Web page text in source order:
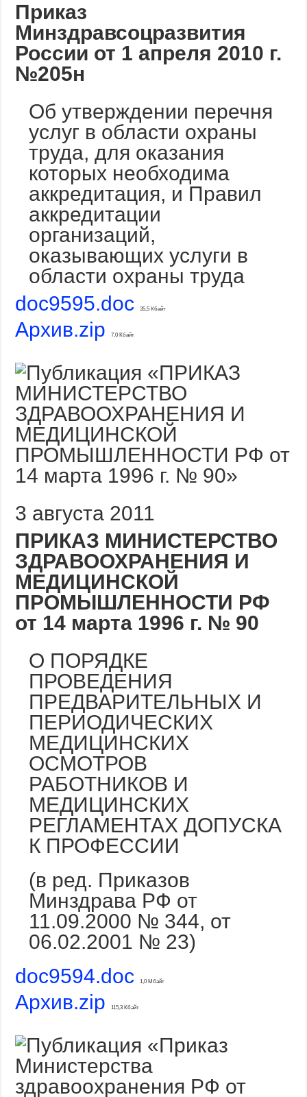
Приказ
Минздравсоцразвития
России от 1 апреля 2010 г.
№205н
Об утверждении перечня
услуг в области охраны
труда, для оказания
которых необходима
аккредитация, и Правил
аккредитации
организаций,
оказывающих услуги в
области охраны труда
doc9595.doc
35,5 Кбайт
Архив.zip 7,0 Кбайт
3 августа 2011
ПРИКАЗ МИНИСТЕРСТВО
ЗДРАВООХРАНЕНИЯ И
МЕДИЦИНСКОЙ
ПРОМЫШЛЕННОСТИ РФ
от 14 марта 1996 г. № 90
О ПОРЯДКЕ
ПРОВЕДЕНИЯ
ПРЕДВАРИТЕЛЬНЫХ И
ПЕРИОДИЧЕСКИХ
МЕДИЦИНСКИХ
ОСМОТРОВ
РАБОТНИКОВ И
МЕДИЦИНСКИХ
РЕГЛАМЕНТАХ ДОПУСКА
К ПРОФЕССИИ
(в ред. Приказов
Минздрава РФ от
11.09.2000 № 344, от
06.02.2001 № 23)
doc9594.doc
1,0 Мбайт
Архив.zip 115,3 Кбайт